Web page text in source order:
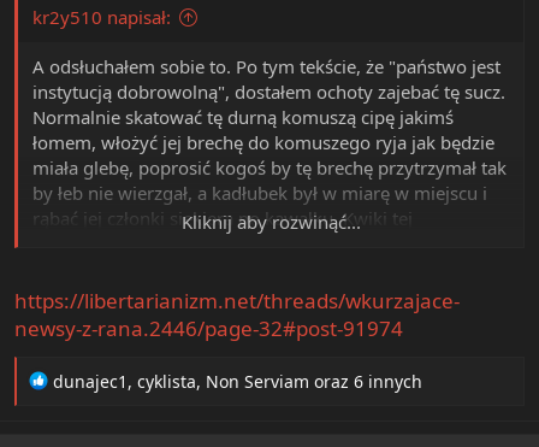
kr2y510 napisał:
A odsłuchałem sobie to. Po tym tekście, że "państwo jest
instytucją dobrowolną", dostałem ochoty zajebać tę sucz.
Normalnie skatować tę durną komuszą cipę jakimś
łomem, włożyć jej brechę do komuszego ryja jak będzie
miała glebę, poprosić kogoś by tę brechę przytrzymał tak
by łeb nie wierzgał, a kadłubek był w miarę w miejscu i
rąbać jej członki siekierą po kawałku. Kwiki tej
byty odpowiedzialne za logikę.
Po takiej akcji
miałbym stokroć lepszą karmę.Nowe gacie trzeba by
przez to kupić - trudno. Trzeba by też było wziąć
dodatkowy prysznic i się przebrać - trudno.
Kliknij aby rozwinąć...
https://libertarianizm.net/threads/wkurzajace-
newsy-z-rana.2446/page-32#post-91974
R
dunajec1 , cyklista, Non Serviam oraz 6 innych